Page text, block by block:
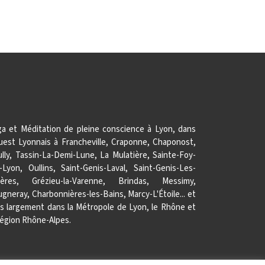
et Méditation de pleine conscience à Lyon, dans
Lyonnais à Francheville, Craponne, Chaponost,
Tassin-La-Demi-Lune, La Mulatière, Sainte-Foy-
Lyon, Oullins, Saint-Genis-Laval, Saint-Genis-Les-
Grézieu-la-Varenne, Brindas, Messimy,
Charbonnières-les-Bains, Marcy-L'Étoile... et
largement dans la Métropole de Lyon, le Rhône et
Rhône-Alpes.